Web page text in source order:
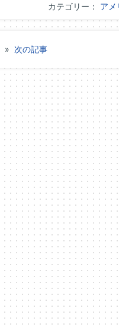
カテゴリー： アメ
» 次の記事